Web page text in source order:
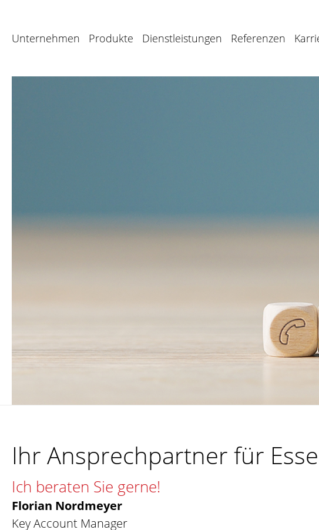
Unternehmen Produkte Dienstleistungen Referenzen
Ihr Ansprechpartner für
Ich beraten Sie gerne!
Florian Nordmeyer
Key Account Manager